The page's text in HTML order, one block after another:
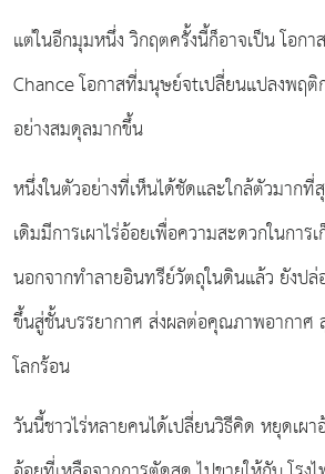
แต่ในอีกมุมหนึ่ง วิกฤตครั้งนี้ก็อาจเป็น โอก
Chance โอกาสที่มนุษย์จtเปลี่ยนแปลงพฤติ
อย่างสมดุลมากขึ้น
หนึ่งในตัวอย่างที่เห็นได้ชัดและใกล้ตัวมาก
เดิมมีการเผาไร่อ้อยเพื่อความสะดวกในการ
นอกจากทำลายอินทรีย์วัตถุในดินแล้ว ยังป
ขึ้นสู่ชั้นบรรยากาศ ส่งผลต่อคุณภาพอากาศ
โลกร้อน
วันนี้ชาวไร่หลายคนได้เปลี่ยนวิธีคิด หยุดเผ